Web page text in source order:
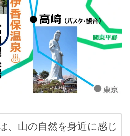
、山の自然を身近に感じ